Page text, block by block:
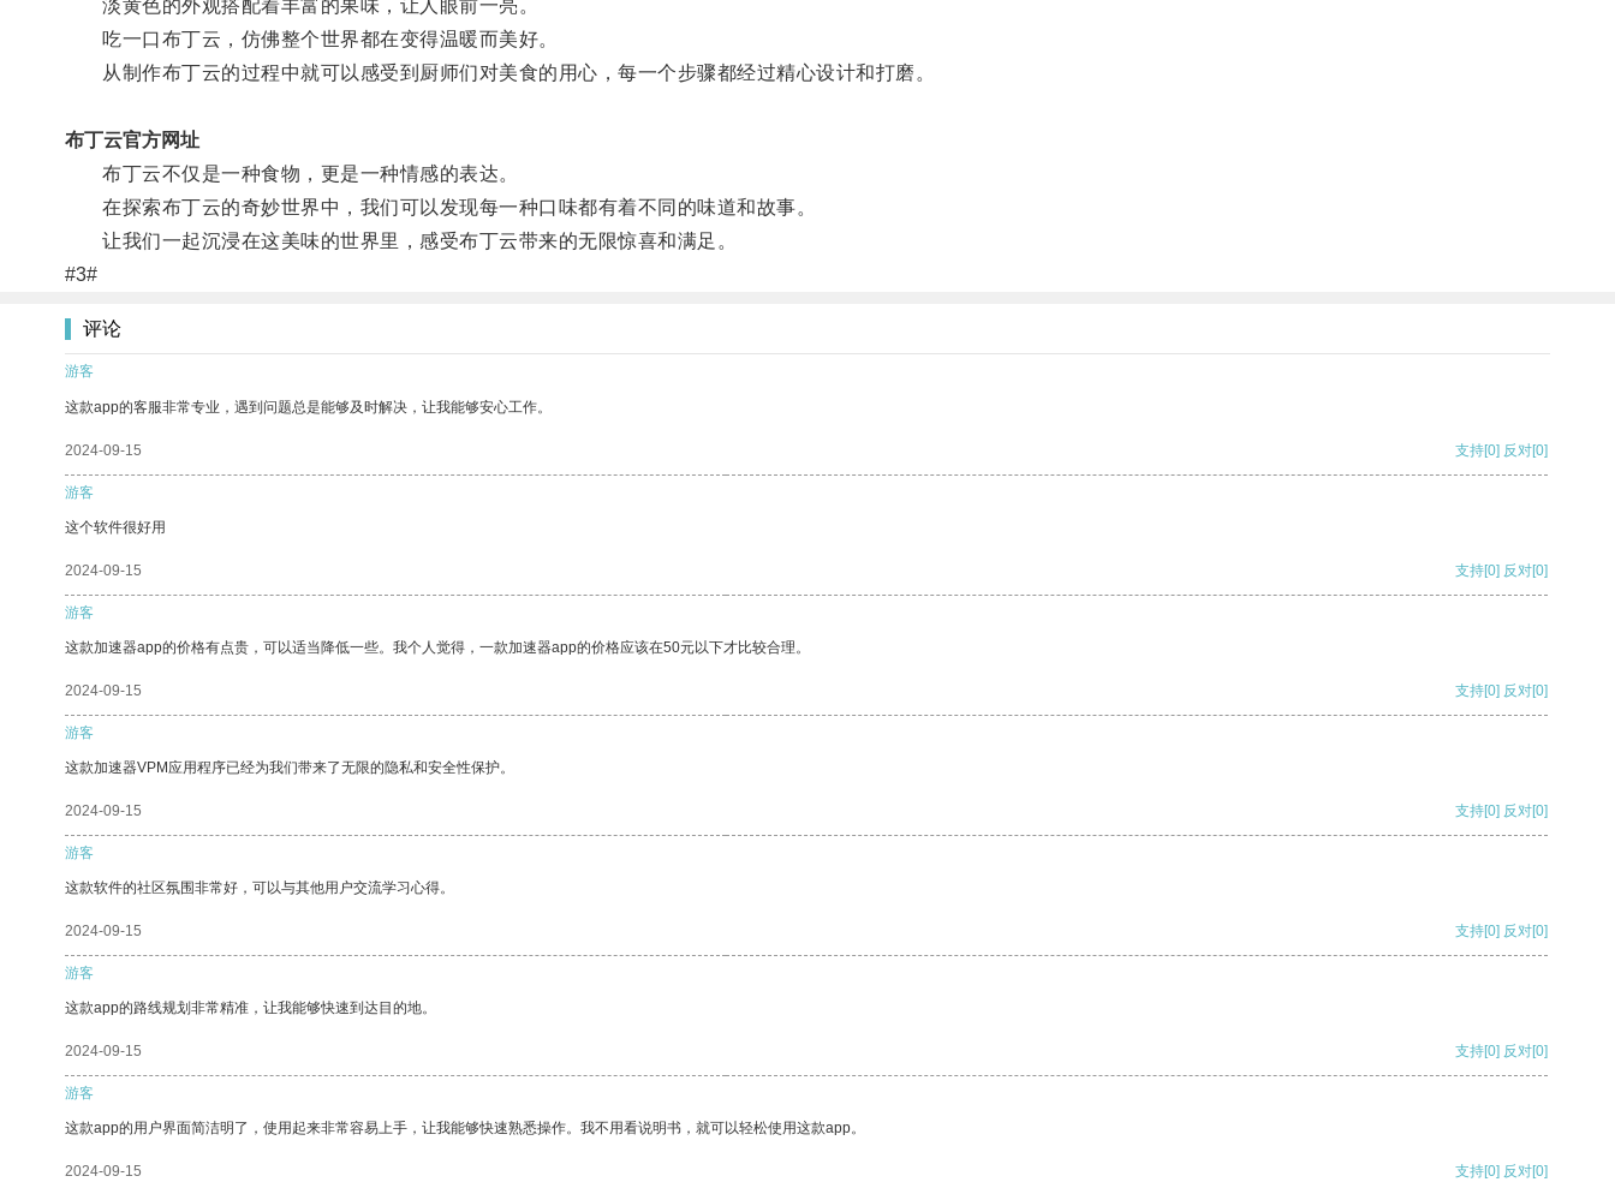
淡黄色的外观搭配着丰富的果味，让人眼前一亮。
吃一口布丁云，仿佛整个世界都在变得温暖而美好。
从制作布丁云的过程中就可以感受到厨师们对美食的用心，每一个步骤都经过精心设计和打磨。
布丁云官方网址
布丁云不仅是一种食物，更是一种情感的表达。
在探索布丁云的奇妙世界中，我们可以发现每一种口味都有着不同的味道和故事。
让我们一起沉浸在这美味的世界里，感受布丁云带来的无限惊喜和满足。
#3#
评论
游客
这款app的客服非常专业，遇到问题总是能够及时解决，让我能够安心工作。
2024-09-15 支持[0] 反对[0]
游客
这个软件很好用
2024-09-15 支持[0] 反对[0]
游客
这款加速器app的价格有点贵，可以适当降低一些。我个人觉得，一款加速器app的价格应该在50元以下才比较合理。
2024-09-15 支持[0] 反对[0]
游客
这款加速器VPM应用程序已经为我们带来了无限的隐私和安全性保护。
2024-09-15 支持[0] 反对[0]
游客
这款软件的社区氛围非常好，可以与其他用户交流学习心得。
2024-09-15 支持[0] 反对[0]
游客
这款app的路线规划非常精准，让我能够快速到达目的地。
2024-09-15 支持[0] 反对[0]
游客
这款app的用户界面简洁明了，使用起来非常容易上手，让我能够快速熟悉操作。我不用看说明书，就可以轻松使用这款app。
2024-09-15 支持[0] 反对[0]